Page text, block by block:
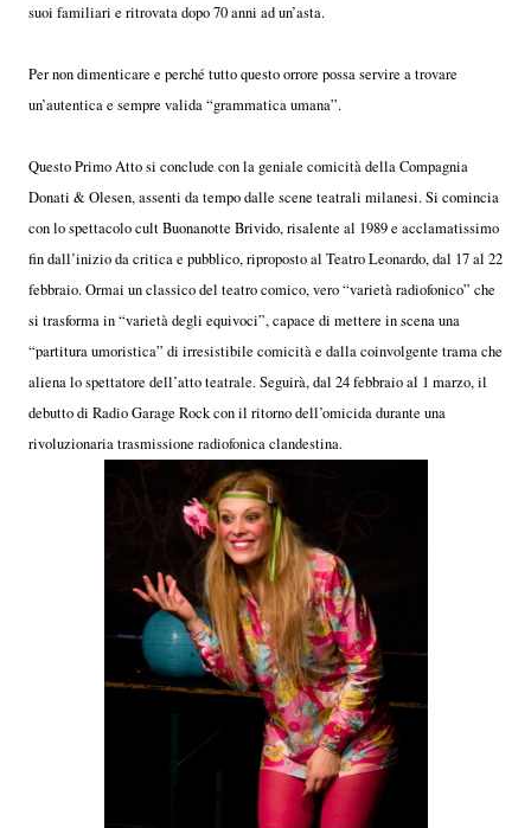
suoi familiari e ritrovata dopo 70 anni ad un’asta.
Per non dimenticare e perché tutto questo orrore possa servire a trovare
un’autentica e sempre valida “grammatica umana”.
Questo Primo Atto si conclude con la geniale comicità della Compagnia
Donati & Olesen, assenti da tempo dalle scene teatrali milanesi. Si comincia
con lo spettacolo cult Buonanotte Brivido, risalente al 1989 e acclamatissimo
fin dall’inizio da critica e pubblico, riproposto al Teatro Leonardo, dal 17 al 22
febbraio. Ormai un classico del teatro comico, vero “varietà radiofonico” che
si trasforma in “varietà degli equivoci”, capace di mettere in scena una
“partitura umoristica” di irresistibile comicità e dalla coinvolgente trama che
aliena lo spettatore dell’atto teatrale. Seguirà, dal 24 febbraio al 1 marzo, il
debutto di Radio Garage Rock con il ritorno dell’omicida durante una
rivoluzionaria trasmissione radiofonica clandestina.